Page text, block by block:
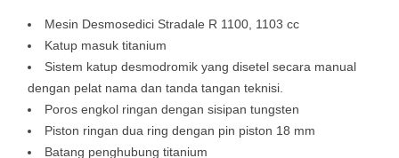
Mesin Desmosedici Stradale R 1100, 1103 cc
Katup masuk titanium
Sistem katup desmodromik yang disetel secara manual
dengan pelat nama dan tanda tangan teknisi.
Poros engkol ringan dengan sisipan tungsten
Piston ringan dua ring dengan pin piston 18 mm
Batang penghubung titanium